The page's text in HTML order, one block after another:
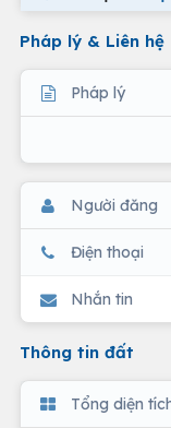
Pháp lý & Liên hệ
Pháp lý
Người đăng
Điện thoại
Nhắn tin
Thông tin đất
Tổng diện